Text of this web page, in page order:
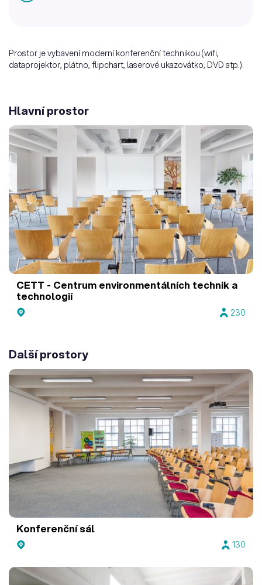
Prostor je vybavení moderní konferenční technikou (wifi,
dataprojektor, plátno, flipchart, laserové ukazovátko, DVD atp.).
Hlavní prostor
CETT - Centrum environmentálních technik a
technologií
230
Další prostory
Konferenční sál
130